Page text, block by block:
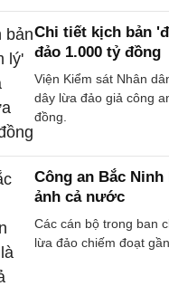
Chi tiết kịch bản
đảo 1.000 tỷ đồng
Viện Kiểm sát Nhân
dây lừa đảo giả công
đồng.
Công an Bắc
ảnh cả nước
Các cán bộ trong ban
lừa đảo chiếm đoạt